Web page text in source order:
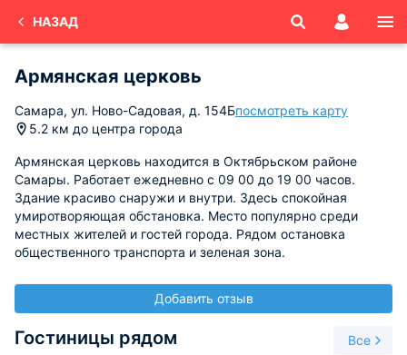
НАЗАД
Армянская церковь
Самара, ул. Ново-Садовая, д. 154Бпосмотреть карту
5.2 км до центра города
Армянская церковь находится в Октябрьском районе
Самары. Работает ежедневно с 09 00 до 19 00 часов.
Здание красиво снаружи и внутри. Здесь спокойная
умиротворяющая обстановка. Место популярно среди
местных жителей и гостей города. Рядом остановка
общественного транспорта и зеленая зона.
Добавить отзыв
Гостиницы рядом Все